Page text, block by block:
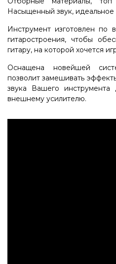
Насыщенный звук, идеальное
Инструмент изготовлен по
гитаростроения, чтобы
гитару, на которой хочется
Оснащена новейшей
позволит замешивать
звука Вашего
внешнему усилителю.